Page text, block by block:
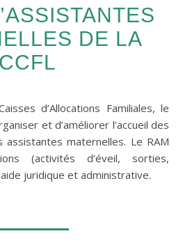
DE LA
CCFL
d’Allocations Familiales, le
et d’améliorer l’accueil des
assistantes maternelles. Le RAM
(activités d’éveil, sorties,
juridique et administrative.